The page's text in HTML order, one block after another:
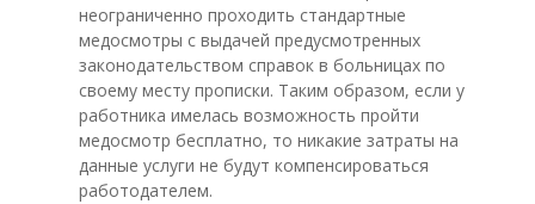
неограниченно проходить стандартные
медосмотры с выдачей предусмотренных
законодательством справок в больницах по
своему месту прописки. Таким образом, если у
работника имелась возможность пройти
медосмотр бесплатно, то никакие затраты на
данные услуги не будут компенсироваться
работодателем.